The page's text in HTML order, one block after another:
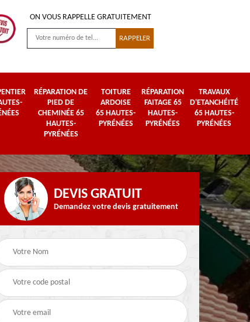
ON VOUS RAPPELLE GRATUITEMENT
RÉPARATION DE
PIED DE
CHEMINÉE 65
HAUTES-
PYRÉNÉES
TOITURE
ARDOISE
65 HAUTES-
PYRÉNÉES
RÉPARATION
FAITAGE 65
HAUTES-
PYRÉNÉES
TRAVAUX
D'ETANCHÉITÉ
65 HAUTES-
PYRÉNÉES
Travaux de zinguerie
Urgence fuite de
toiture 65 Hautes-
Pyrénées
DEVIS GRATUIT
Demandez votre devis gratuitement